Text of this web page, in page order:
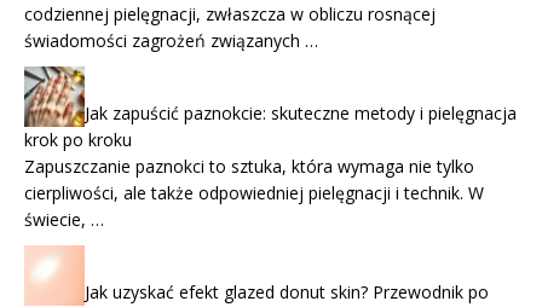
codziennej pielęgnacji, zwłaszcza w obliczu rosnącej
świadomości zagrożeń związanych …
Jak zapuścić paznokcie: skuteczne metody i pielęgnacja
krok po kroku
Zapuszczanie paznokci to sztuka, która wymaga nie tylko
cierpliwości, ale także odpowiedniej pielęgnacji i technik. W
świecie, …
Jak uzyskać efekt glazed donut skin? Przewodnik po